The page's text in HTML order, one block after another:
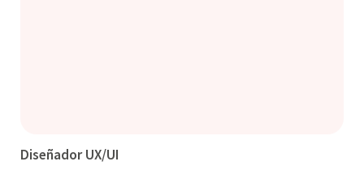
Diseñador UX/UI